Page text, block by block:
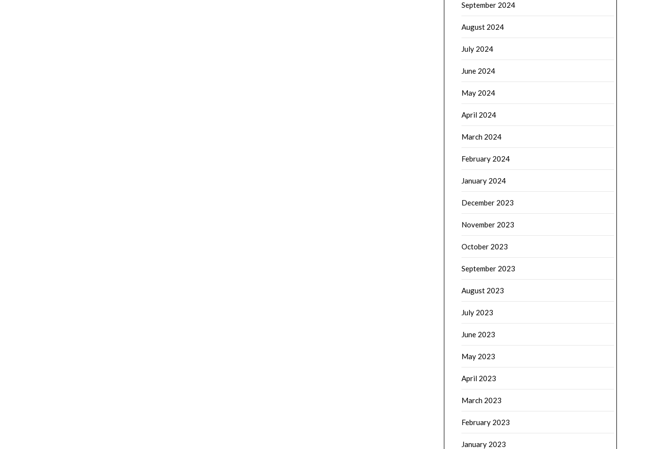
September 2024
August 2024
July 2024
June 2024
May 2024
April 2024
March 2024
February 2024
January 2024
December 2023
November 2023
October 2023
September 2023
August 2023
July 2023
June 2023
May 2023
April 2023
March 2023
February 2023
January 2023